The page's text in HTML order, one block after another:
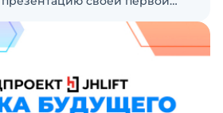
— узкопроходного штабелёра
брендов интерес к
для высотных
остаётся довольно